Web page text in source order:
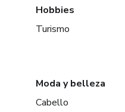
Hobbies
Turismo
Moda y belleza
Cabello